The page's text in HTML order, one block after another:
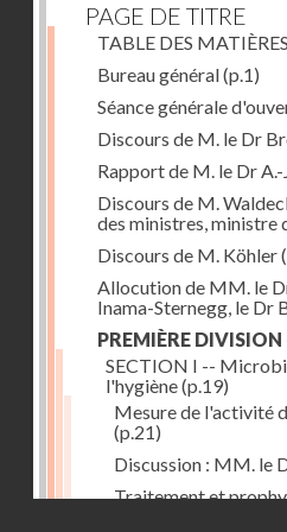
PAGE DE TITRE
TABLE DES MATIÈRES
Bureau général(p.1)
Séance générale
Discours de M. le Dr
Rapport de M. le Dr
Discours de M.
des ministres, ministre
Discours de M. Köhler
Allocution de MM. le
Inama-Sternegg, le Dr
PREMIÈRE DIVISION
SECTION I --
l'hygiène(p.19)
Mesure de l'activité
(p.21)
Discussion : MM. le
Traitement et